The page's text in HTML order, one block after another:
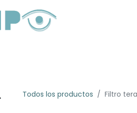
Todos los productos Filtro